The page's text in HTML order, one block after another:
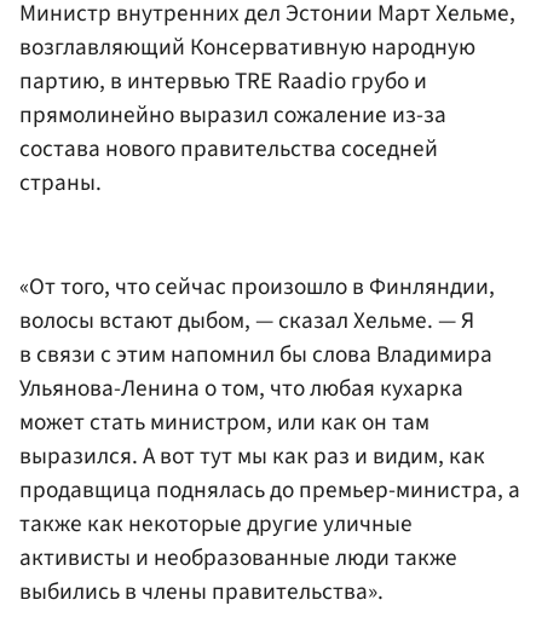
Министр внутренних дел Эстонии Март Хельме,
возглавляющий Консервативную народную
партию, в интервью TRE Raadio грубо и
прямолинейно выразил сожаление из-за
состава нового правительства соседней
страны.
«От того, что сейчас произошло в Финляндии,
волосы встают дыбом, — сказал Хельме. — Я
в связи с этим напомнил бы слова Владимира
Ульянова-Ленина о том, что любая кухарка
может стать министром, или как он там
выразился. А вот тут мы как раз и видим, как
продавщица поднялась до премьер-министра, а
также как некоторые другие уличные
активисты и необразованные люди также
выбились в члены правительства».